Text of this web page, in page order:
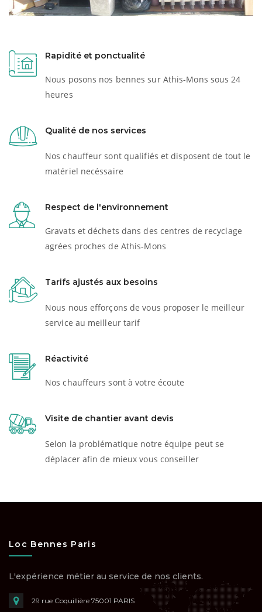
Rapidité et ponctualité
Nous posons nos bennes sur Athis-Mons sous 24
heures
Qualité de nos services
Nos chauffeur sont qualifiés et disposent de tout le
matériel necéssaire
Respect de l'environnement
Gravats et déchets dans des centres de recyclage
agrées proches de Athis-Mons
Tarifs ajustés aux besoins
Nous nous efforçons de vous proposer le meilleur
service au meilleur tarif
Réactivité
Nos chauffeurs sont à votre écoute
Visite de chantier avant devis
Selon la problématique notre équipe peut se
déplacer afin de mieux vous conseiller
Loc Bennes Paris
L'expérience métier au service de nos clients.
29 rue Coquillière 75001 PARIS